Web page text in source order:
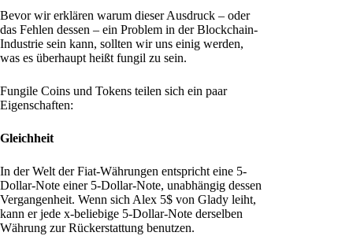
Bevor wir erklären warum dieser Ausdruck – oder
das Fehlen dessen – ein Problem in der Blockchain-
Industrie sein kann, sollten wir uns einig werden,
was es überhaupt heißt fungil zu sein.
Fungile Coins und Tokens teilen sich ein paar
Eigenschaften:
Gleichheit
In der Welt der Fiat-Währungen entspricht eine 5-
Dollar-Note einer 5-Dollar-Note, unabhängig dessen
Vergangenheit. Wenn sich Alex 5$ von Glady leiht,
kann er jede x-beliebige 5-Dollar-Note derselben
Währung zur Rückerstattung benutzen.